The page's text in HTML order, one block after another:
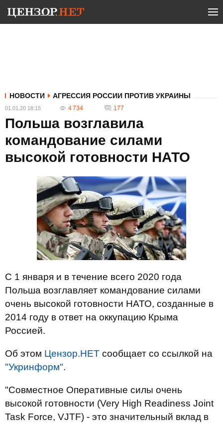
НОВОСТИ АГРЕССИЯ РОССИИ ПРОТИВ УКРАИНЫ
01.01.20 18:15 4 734 177
Польша возглавила
командование силами
высокой готовности НАТО
С 1 января и в течение всего 2020 года
Польша возглавляет командование силами
очень высокой готовности НАТО, созданные в
2014 году в ответ на оккупацию Крыма
Россией.
Об этом Цензор.НЕТ сообщает со ссылкой на
"Укринформ".
"Совместное Оперативные силы очень
высокой готовности (Very High Readiness Joint
Task Force, VJTF) - это значительный вклад в